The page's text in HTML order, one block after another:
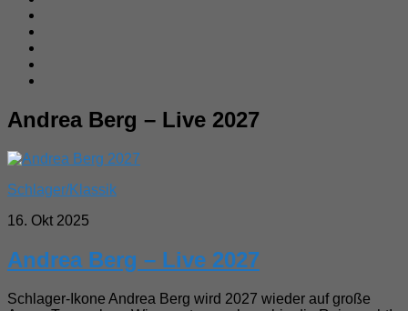
Andrea Berg – Live 2027
Schlager/Klassik
16. Okt 2025
Andrea Berg – Live 2027
Schlager-Ikone Andrea Berg wird 2027 wieder auf große